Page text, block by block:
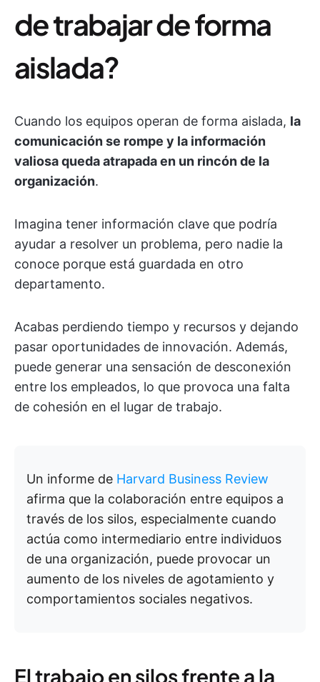
de trabajar de forma
aislada?
Cuando los equipos operan de forma aislada, la
comunicación se rompe y la información
valiosa queda atrapada en un rincón de la
organización.
Imagina tener información clave que podría
ayudar a resolver un problema, pero nadie la
conoce porque está guardada en otro
departamento.
Acabas perdiendo tiempo y recursos y dejando
pasar oportunidades de innovación. Además,
puede generar una sensación de desconexión
entre los empleados, lo que provoca una falta
de cohesión en el lugar de trabajo.
Un informe de Harvard Business Review
afirma que la colaboración entre equipos a
través de los silos, especialmente cuando
actúa como intermediario entre individuos
de una organización, puede provocar un
aumento de los niveles de agotamiento y
comportamientos sociales negativos.
El trabajo en silos frente a la